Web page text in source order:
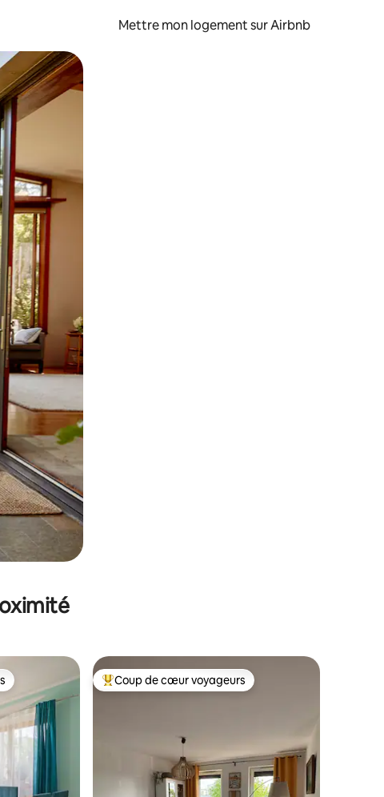
Mettre mon logement sur Airbnb
faisant glisser.
plus appréciés Coups de cœur voyageurs les plus appréciés
Coup de cœur voyageurs